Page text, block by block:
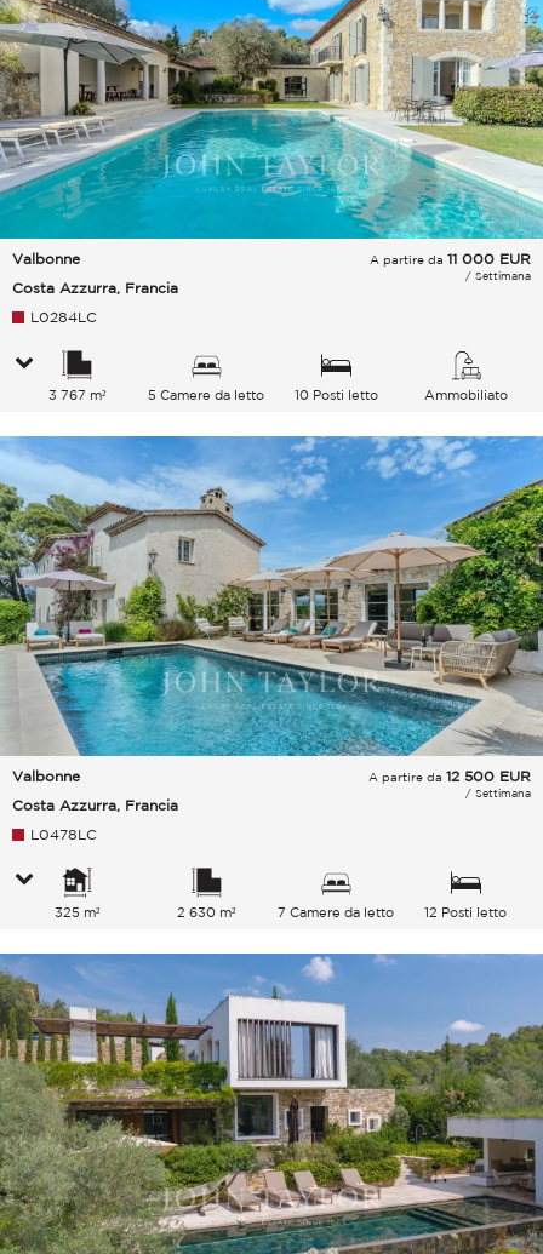
Valbonne
Costa Azzurra, Francia
A partire da 11 000 EUR
/ Settimana
L0284LC
3 767 m² 5 Camere da letto 10 Posti letto Ammobiliato
Valbonne
Costa Azzurra, Francia
A partire da 12 500 EUR
/ Settimana
L0478LC
325 m² 2 630 m² 7 Camere da letto 12 Posti letto